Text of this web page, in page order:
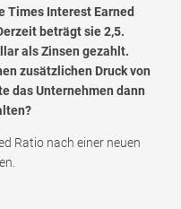
Times Interest Earned
beträgt sie 2,5.
als Zinsen gezahlt.
zusätzlichen Druck von
das Unternehmen dann
Ratio nach einer neuen